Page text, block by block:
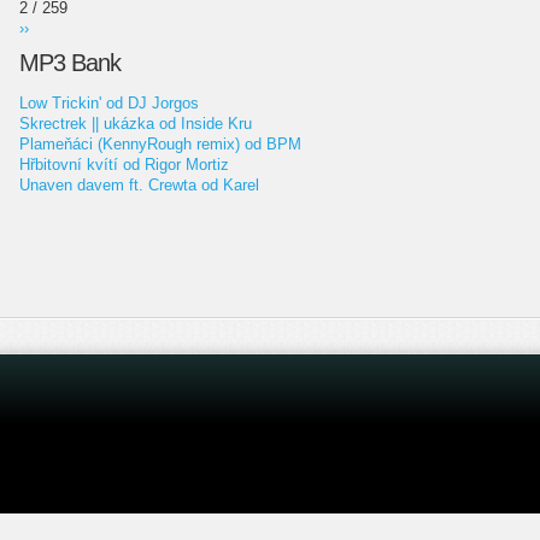
2 / 259
››
MP3 Bank
Low Trickin' od DJ Jorgos
Skrectrek || ukázka od Inside Kru
Plameňáci (KennyRough remix) od BPM
Hřbitovní kvítí od Rigor Mortiz
Unaven davem ft. Crewta od Karel